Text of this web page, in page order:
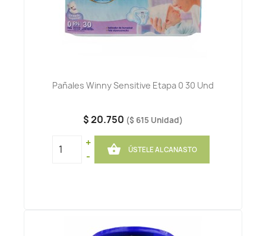
Pañales Winny Sensitive Etapa 0 30 Und
$ 20.750 ($ 615 Unidad)
+
-
 ÚSTELE AL CANASTO